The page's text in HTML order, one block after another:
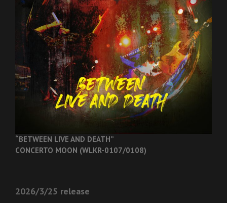
“BETWEEN LIVE AND DEATH”
CONCERTO MOON (WLKR-0107/0108)
2026/3/25 release